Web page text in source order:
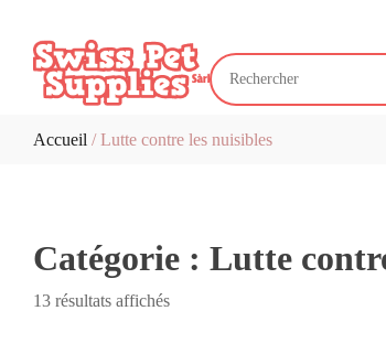
Accueil / Lutte contre les nuisibles
Catégorie : Lutte
13 résultats affichésTrié